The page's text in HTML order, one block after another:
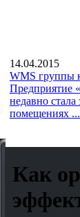
14.04.2015
WMS группы
Предприятие
недавно
помещениях ...
Как